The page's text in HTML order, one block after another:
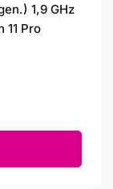
1,9 GHz
11 Pro